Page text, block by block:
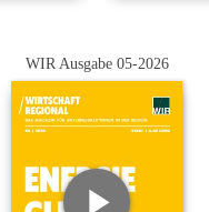
WIR Ausgabe 05-2026